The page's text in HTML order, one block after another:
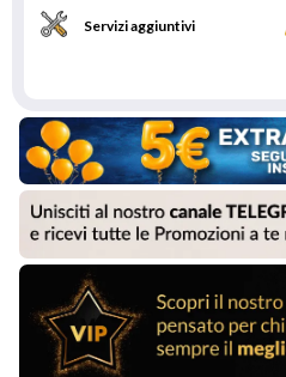
Servizi aggiuntivi